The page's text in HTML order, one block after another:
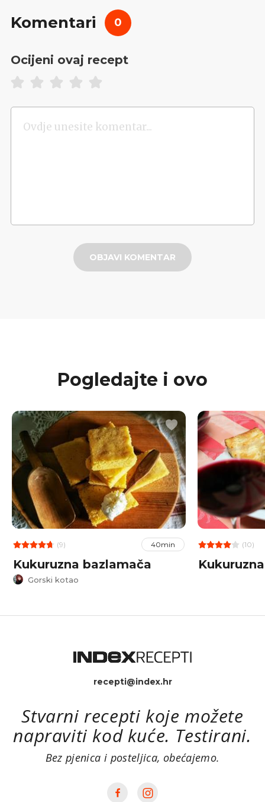
Komentari 0
Ocijeni ovaj recept
OBJAVI KOMENTAR
Pogledajte i ovo
(9) 40min
Kukuruzna bazlamača
Gorski kotao
(10)
recepti@index.hr
Stvarni recepti koje možete
napraviti kod kuće. Testirani.
Bez pjenica i posteljica, obećajemo.